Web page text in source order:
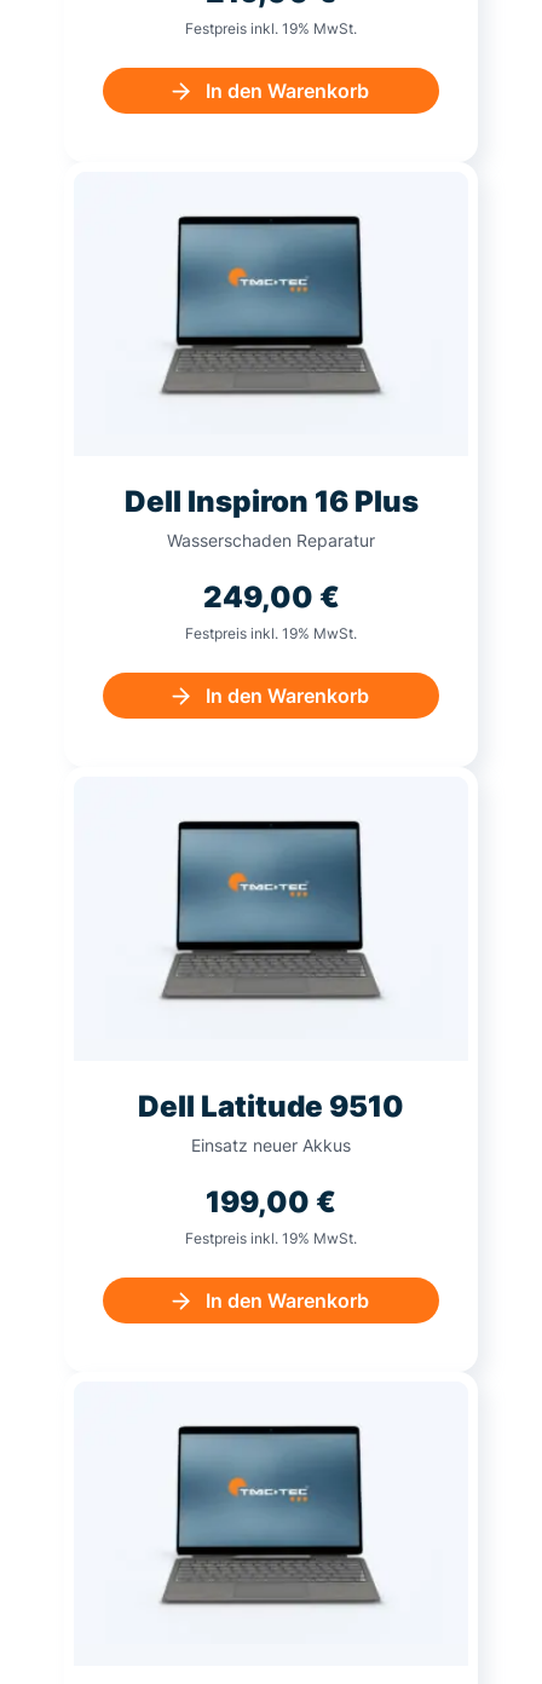
Festpreis inkl. 19% MwSt.
In den Warenkorb
Dell Inspiron 16 Plus
Wasserschaden Reparatur
249,00 €
Festpreis inkl. 19% MwSt.
In den Warenkorb
Dell Latitude 9510
Einsatz neuer Akkus
199,00 €
Festpreis inkl. 19% MwSt.
In den Warenkorb